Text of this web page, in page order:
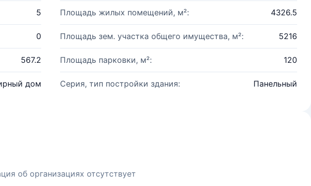
5 Площадь жилых помещений, м²: 4326.5
0 Площадь зем. участка общего имущества, м²: 5216
567.2 Площадь парковки, м²: 120
дом Серия, тип постройки здания: Панельный
об организациях отсутствует